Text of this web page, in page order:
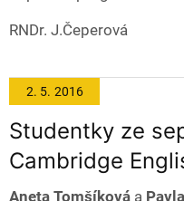
RNDr. J.Čeperová
2. 5. 2016
Studentky ze
Cambridge
Aneta Tomšíková a